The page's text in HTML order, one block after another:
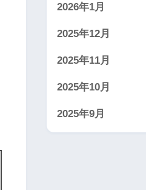
2026年1月
2025年12月
2025年11月
2025年10月
2025年9月